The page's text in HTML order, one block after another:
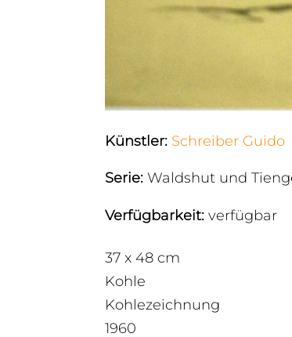
Künstler: Schreiber Guido
Serie:Waldshut und
Verfügbarkeit:verfügbar
37 x 48 cm
Kohle
Kohlezeichnung
1960